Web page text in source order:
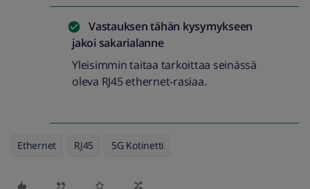
Vastauksen tähän kysymykseen
jakoi sakarialanne
Yleisimmin taitaa tarkoittaa seinässä
oleva RJ45 ethernet-rasiaa.
Ethernet RJ45 5G Kotinetti